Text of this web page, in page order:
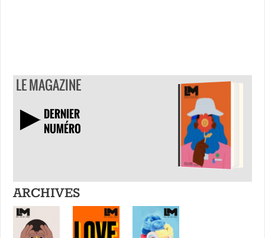
LE MAGAZINE
DERNIER
NUMÉRO
TÉLÉCHARGER
ARCHIVES